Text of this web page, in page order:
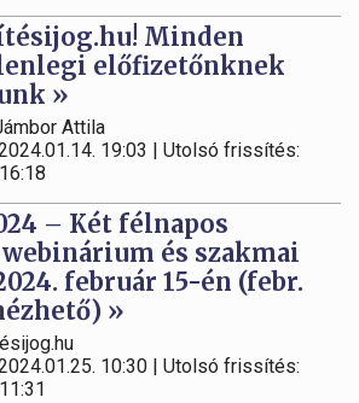
Minden
előfizetőnknek
»
Attila
19:03 | Utolsó frissítés:
– Két félnapos
és szakmai
február 15-én (febr.
»
10:30 | Utolsó frissítés: